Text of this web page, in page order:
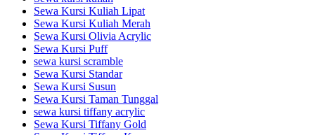
Sewa Kursi Kuliah Lipat
Sewa Kursi Kuliah Merah
Sewa Kursi Olivia Acrylic
Sewa Kursi Puff
sewa kursi scramble
Sewa Kursi Standar
Sewa Kursi Susun
Sewa Kursi Taman Tunggal
sewa kursi tiffany acrylic
Sewa Kursi Tiffany Gold